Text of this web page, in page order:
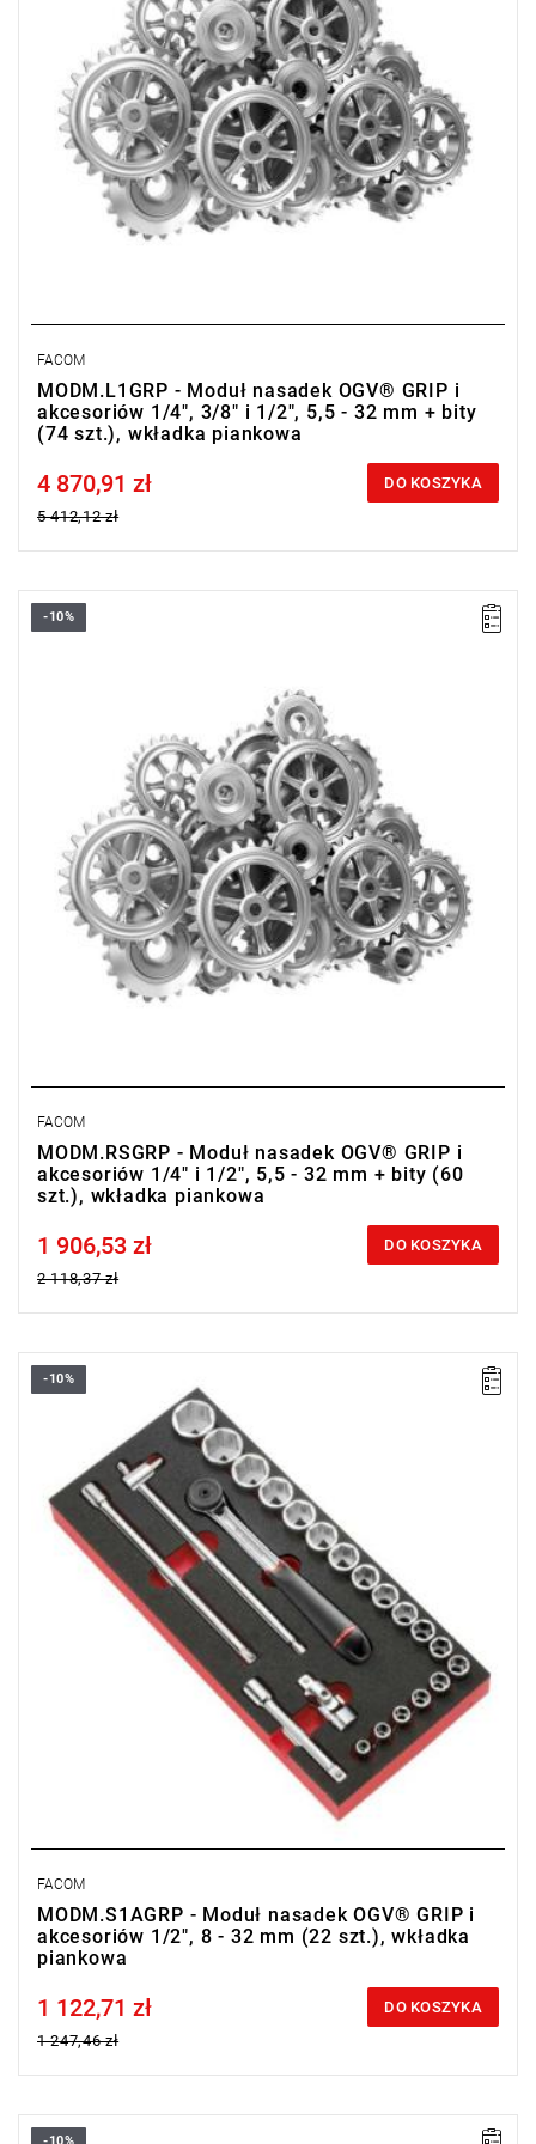
• Nasadki: 6-kątne krótkie
FACOM
MODM.L1GRP - Moduł nasadek OGV® GRIP i
akcesoriów 1/4", 3/8" i 1/2", 5,5 - 32 mm + bity
(74 szt.), wkładka piankowa
Price tax included
4 870,91 zł
5 412,12 zł
DO KOSZYKA
• Zakres zestawu: 5,5 - 32 mm
-10%
FACOM
MODM.RSGRP - Moduł nasadek OGV® GRIP i
akcesoriów 1/4" i 1/2", 5,5 - 32 mm + bity (60
szt.), wkładka piankowa
Price tax included
1 906,53 zł
2 118,37 zł
DO KOSZYKA
• Zakres zestawu: 8 - 32 mm
• SL.161: grzechotka 1/2" szczelna o wysokich parametrach
• Ilość elementów: 22
• Nasadki: 6-kątne krótkie
-10%
FACOM
MODM.S1AGRP - Moduł nasadek OGV® GRIP i
akcesoriów 1/2", 8 - 32 mm (22 szt.), wkładka
piankowa
Price tax included
1 122,71 zł
1 247,46 zł
DO KOSZYKA